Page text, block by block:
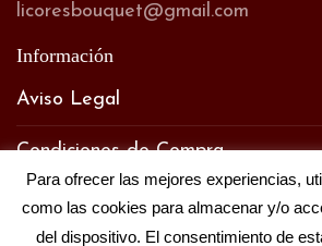
licoresbouquet@gmail.com
Información
Aviso Legal
Condiciones de Compra
Política de Privacidad
Para ofrecer las mejores experiencias,
como las cookies para almacenar y/o
del dispositivo. El consentimiento de